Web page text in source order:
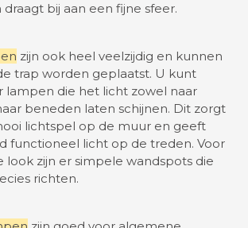
bij aan een fijne sfeer.
zijn ook heel veelzijdig en kunnen
trap worden geplaatst. U kunt
lampen die het licht zowel naar
beneden laten schijnen. Dit zorgt
lichtspel op de muur en geeft
functioneel licht op de treden. Voor
look zijn er simpele wandspots die
richten.